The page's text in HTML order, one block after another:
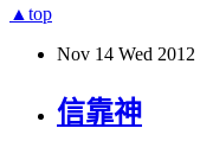
▲top
Nov 14 Wed 2012
信靠神